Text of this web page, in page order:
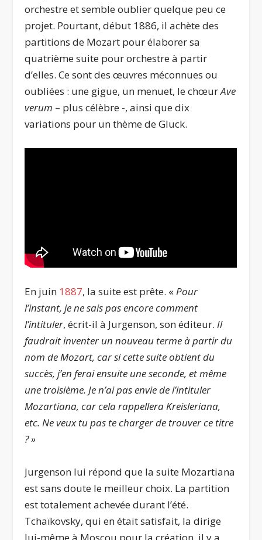
orchestre et semble oublier quelque peu ce
projet. Pourtant, début 1886, il achète des
partitions de Mozart pour élaborer sa
quatrième suite pour orchestre à partir
d’elles. Ce sont des œuvres méconnues ou
oubliées : une gigue, un menuet, le chœurAve
verum – plus célèbre -, ainsi que dix
variations pour un thème de Gluck.
En juin 1887, la suite est prête. «Pour
l’instant, je ne sais pas encore comment
l’intituler, écrit-il à Jurgenson, son éditeur.Il
faudrait inventer un nouveau terme à partir du
nom de Mozart, car si cette suite obtient du
succès, j’en ferai ensuite une seconde, et même
une troisième. Je n’ai pas envie de l’intituler
Mozartiana, car cela rappellera Kreisleriana,
etc. Ne veux tu pas te charger de trouver ce titre
? »
Jurgenson lui répond que la suite Mozartiana
est sans doute le meilleur choix. La partition
est totalement achevée durant l’été.
Tchaïkovsky, qui en était satisfait, la dirige
lui-même à Moscou pour la création, il y a